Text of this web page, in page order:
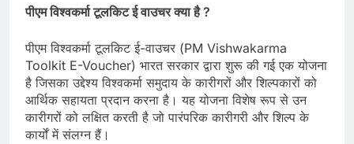
पीएम विश्वकर्मा टूलकिट ई वाउचर क्या है ?
पीएम विश्वकर्मा टूलकिट ई-वाउचर (PM Vishwakarma
Toolkit E-Voucher) भारत सरकार द्वारा शुरू की गई एक योजना
है जिसका उद्देश्य विश्वकर्मा समुदाय के कारीगरों और शिल्पकारों को
आर्थिक सहायता प्रदान करना है। यह योजना विशेष रूप से उन
कारीगरों को लक्षित करती है जो पारंपरिक कारीगरी और शिल्प के
कार्यों में संलग्न हैं।